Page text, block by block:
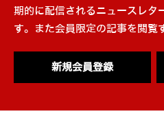
期的に配信されるニュースレタ
す。また会員限定の記事を閲覧
新規会員登録